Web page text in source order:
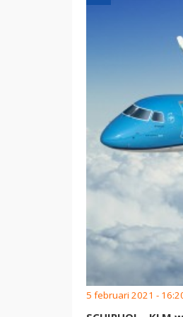
5 februari 2021 -